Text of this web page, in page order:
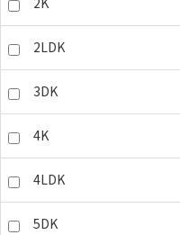
2LDK
3DK
4K
4LDK
5DK